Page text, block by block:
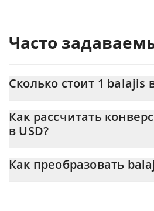
Часто
Сколько стоит 1 balajis
На данный момент 1 balajis равно
Как рассчитать
в USD?
цену конвертации BALAJIS в USD,
Как преобразовать